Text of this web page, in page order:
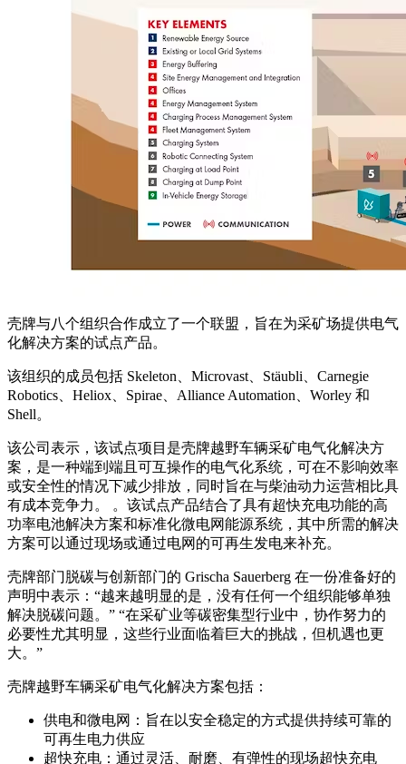
壳牌与八个组织合作成立了一个联盟，旨在为采矿场提供电气
化解决方案的试点产品。
该组织的成员包括 Skeleton、Microvast、Stäubli、Carnegie
Robotics、Heliox、Spirae、Alliance Automation、Worley 和
Shell。
该公司表示，该试点项目是壳牌越野车辆采矿电气化解决方
案，是一种端到端且可互操作的电气化系统，可在不影响效率
或安全性的情况下减少排放，同时旨在与柴油动力运营相比具
有成本竞争力。 。该试点产品结合了具有超快充电功能的高
功率电池解决方案和标准化微电网能源系统，其中所需的解决
方案可以通过现场或通过电网的可再生发电来补充。
壳牌部门脱碳与创新部门的 Grischa Sauerberg 在一份准备好的
声明中表示：“越来越明显的是，没有任何一个组织能够单独
解决脱碳问题。” “在采矿业等碳密集型行业中，协作努力的
必要性尤其明显，这些行业面临着巨大的挑战，但机遇也更
大。”
壳牌越野车辆采矿电气化解决方案包括：
供电和微电网：旨在以安全稳定的方式提供持续可靠的
可再生电力供应
超快充电：通过灵活、耐磨、有弹性的现场超快充电